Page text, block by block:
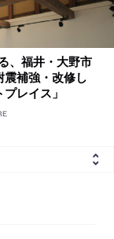
、福井・大野市
補強・改修し
レイス」